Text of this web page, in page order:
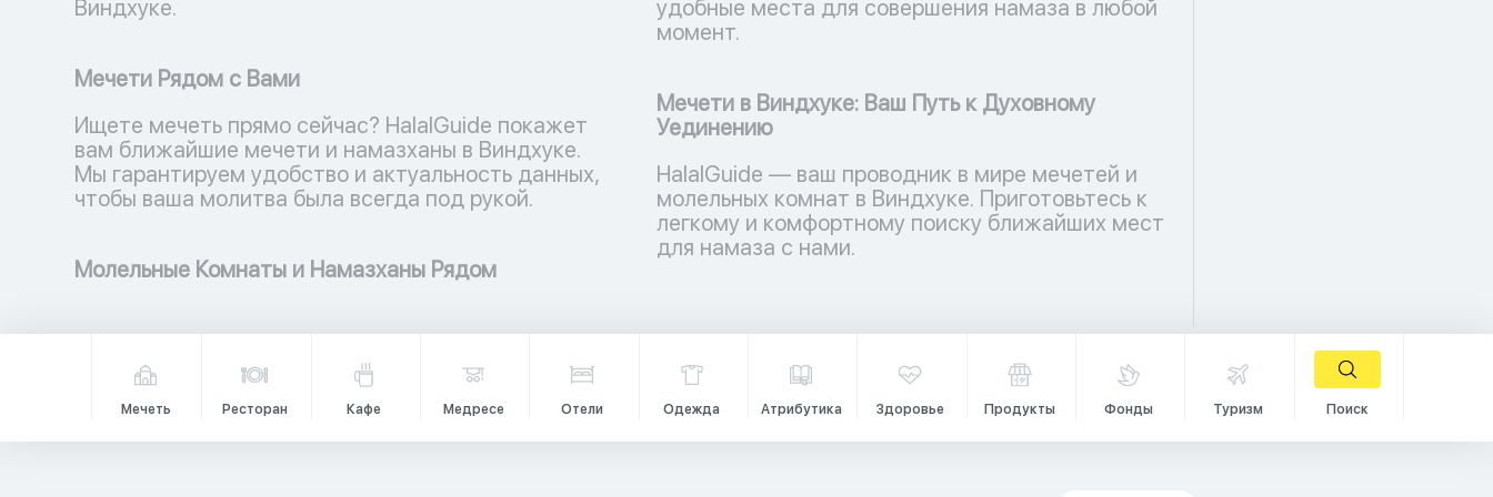
Виндхуке.
Мечети Рядом с Вами
Ищете мечеть прямо сейчас? HalalGuide покажет
вам ближайшие мечети и намазханы в Виндхуке.
Мы гарантируем удобство и актуальность данных,
чтобы ваша молитва была всегда под рукой.
Молельные Комнаты и Намазханы Рядом
удобные места для совершения намаза в любой
момент.
Мечети в Виндхуке: Ваш Путь к Духовному
Уединению
HalalGuide — ваш проводник в мире мечетей и
молельных комнат в Виндхуке. Приготовьтесь к
легкому и комфортному поиску ближайших мест
для намаза с нами.
Мечеть Ресторан Кафе Медресе Отели Одежда Атрибутика Здоровье Продукты Фонды Туризм Поиск